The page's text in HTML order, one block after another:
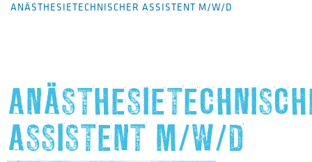
ANÄSTHESIETECHNISCHER ASSISTENT M/W/D
ASSISTENT M/W/D